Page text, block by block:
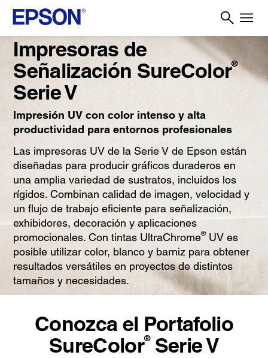
Impresoras de
Señalización SureColor®
Serie V
Impresión UV con color intenso y alta
productividad para entornos profesionales
Las impresoras UV de la Serie V de Epson están
diseñadas para producir gráficos duraderos en
una amplia variedad de sustratos, incluidos los
rígidos. Combinan calidad de imagen, velocidad y
un flujo de trabajo eficiente para señalización,
exhibidores, decoración y aplicaciones
promocionales. Con tintas UltraChrome®UV es
posible utilizar color, blanco y barniz para obtener
resultados versátiles en proyectos de distintos
tamaños y necesidades.
Conozca el Portafolio
SureColor®Serie V